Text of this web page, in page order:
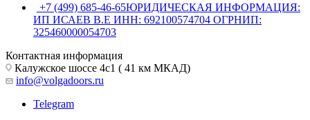
+7 (499) 685-46-65ЮРИДИЧЕСКАЯ ИНФОРМАЦИЯ:
ИП ИСАЕВ В.Е ИНН: 692100574704 ОГРНИП:
325460000054703
Контактная информация
Калужское шоссе 4с1 ( 41 км МКАД)
info@volgadoors.ru
Telegram